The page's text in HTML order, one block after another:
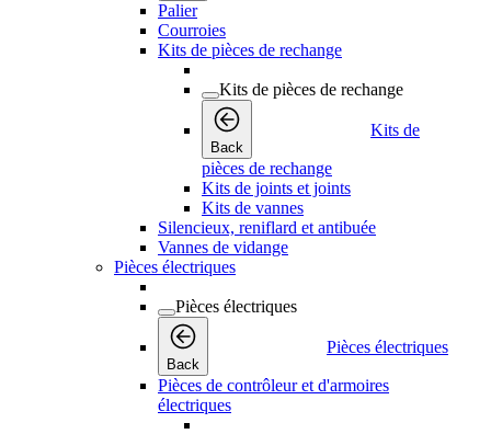
Palier
Courroies
Kits de pièces de rechange
Kits de pièces de rechange
Back
Kits de
pièces de rechange
Kits de joints et joints
Kits de vannes
Silencieux, reniflard et antibuée
Vannes de vidange
Pièces électriques
Pièces électriques
Back
Pièces électriques
Pièces de contrôleur et d'armoires
électriques